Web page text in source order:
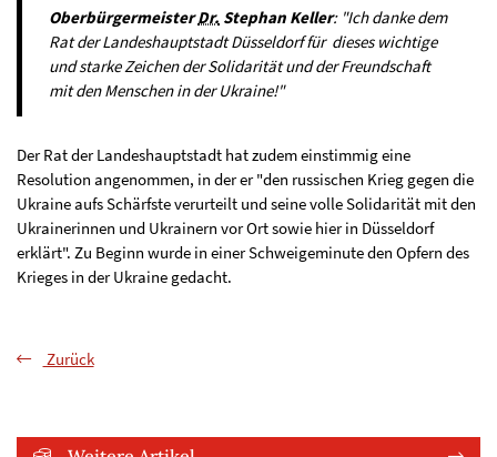
OberbürgermeisterDr. Stephan Keller: "Ich danke dem
Rat der Landeshauptstadt Düsseldorf für dieses wichtige
und starke Zeichen der Solidarität und der Freundschaft
mit den Menschen in der Ukraine!"
Der Rat der Landeshauptstadt hat zudem einstimmig eine
Resolution angenommen, in der er "den russischen Krieg gegen die
Ukraine aufs Schärfste verurteilt und seine volle Solidarität mit den
Ukrainerinnen und Ukrainern vor Ort sowie hier in Düsseldorf
erklärt". Zu Beginn wurde in einer Schweigeminute den Opfern des
Krieges in der Ukraine gedacht.
Zurück